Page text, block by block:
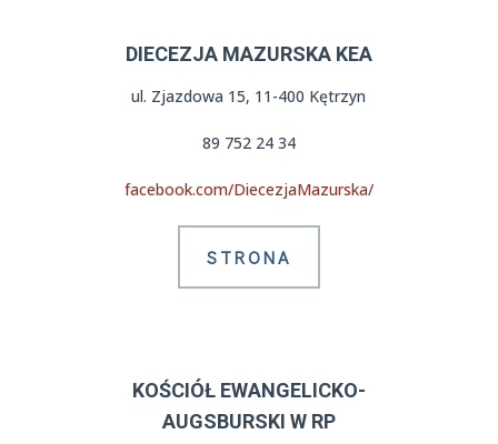
DIECEZJA MAZURSKA KEA
ul. Zjazdowa 15, 11-400 Kętrzyn
89 752 24 34
facebook.com/DiecezjaMazurska/
STRONA
KOŚCIÓŁ EWANGELICKO-
AUGSBURSKI W RP